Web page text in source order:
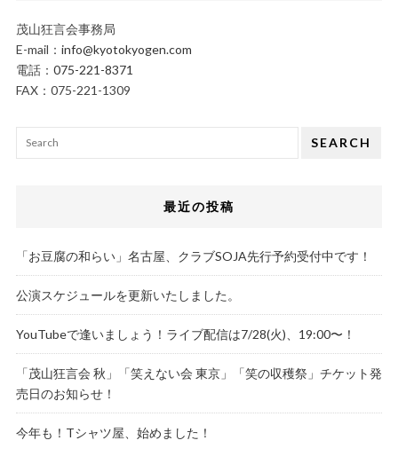
茂山狂言会事務局
E-mail： info@kyotokyogen.com
電話： 075-221-8371
FAX：075-221-1309
SEARCH
最近の投稿
「お豆腐の和らい」名古屋、クラブSOJA先行予約受付中です！
公演スケジュールを更新いたしました。
YouTubeで逢いましょう！ライブ配信は7/28(火)、19:00〜！
「茂山狂言会 秋」「笑えない会 東京」「笑の収穫祭」チケット発
売日のお知らせ！
今年も！Tシャツ屋、始めました！